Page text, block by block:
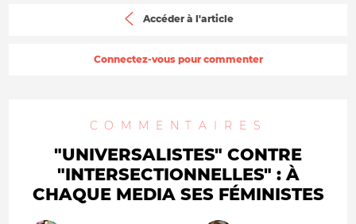
Accéder à l'article
Connectez-vous pour commenter
COMMENTAIRES
"UNIVERSALISTES" CONTRE
"INTERSECTIONNELLES" : À
CHAQUE MEDIA SES FÉMINISTES